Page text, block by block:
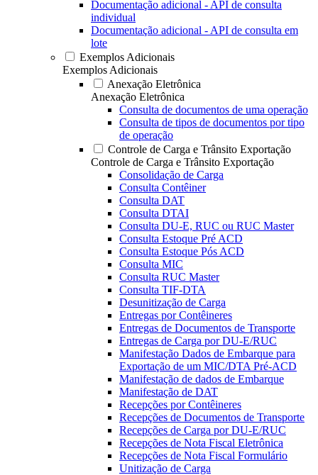
Documentação adicional - API de consulta
individual
Documentação adicional - API de consulta em
lote
Exemplos Adicionais
Exemplos Adicionais
Anexação Eletrônica
Anexação Eletrônica
Consulta de documentos de uma operação
Consulta de tipos de documentos por tipo
de operação
Controle de Carga e Trânsito Exportação
Controle de Carga e Trânsito Exportação
Consolidação de Carga
Consulta Contêiner
Consulta DAT
Consulta DTAI
Consulta DU-E, RUC ou RUC Master
Consulta Estoque Pré ACD
Consulta Estoque Pós ACD
Consulta MIC
Consulta RUC Master
Consulta TIF-DTA
Desunitização de Carga
Entregas por Contêineres
Entregas de Documentos de Transporte
Entregas de Carga por DU-E/RUC
Manifestação Dados de Embarque para
Exportação de um MIC/DTA Pré-ACD
Manifestação de dados de Embarque
Manifestação de DAT
Recepções por Contêineres
Recepções de Documentos de Transporte
Recepções de Carga por DU-E/RUC
Recepções de Nota Fiscal Eletrônica
Recepções de Nota Fiscal Formulário
Unitização de Carga